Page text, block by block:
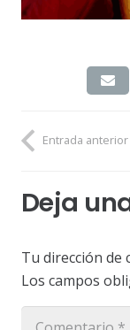
Entrada anterior
Deja
Tu dirección de
Los campos